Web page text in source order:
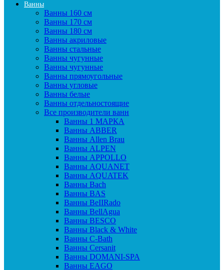
Ванны
Ванны 160 см
Ванны 170 см
Ванны 180 см
Ванны акриловые
Ванны стальные
Ванны чугунные
Ванны чугунные
Ванны прямоугольные
Ванны угловые
Ванны белые
Ванны отдельностоящие
Все производители ванн
Ванны 1 МАРКА
Ванны ABBER
Ванны Allen Brau
Ванны ALPEN
Ванны APPOLLO
Ванны AQUANET
Ванны AQUATEK
Ванны Bach
Ванны BAS
Ванны BeIIRado
Ванны BellAgua
Ванны BESCO
Ванны Black & White
Ванны C-Bath
Ванны Cersanit
Ванны DOMANI-SPA
Ванны EAGO